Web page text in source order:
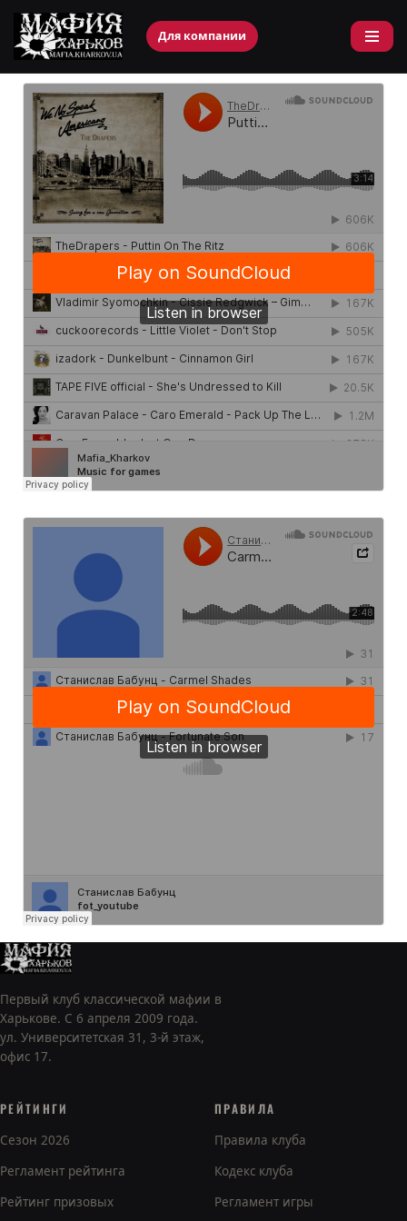
Перейти
к
содержимому
Для компании
Первый клуб классической мафии в
Харькове. С 6 апреля 2009 года.
ул. Университетская 31, 3-й этаж,
офис 17.
РЕЙТИНГИ
Сезон 2026
Регламент рейтинга
Рейтинг призовых
ПРАВИЛА
Правила клуба
Кодекс клуба
Регламент игры